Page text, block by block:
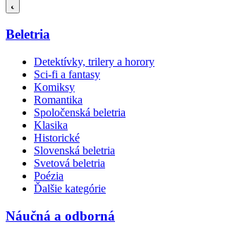
Beletria
Detektívky, trilery a horory
Sci-fi a fantasy
Komiksy
Romantika
Spoločenská beletria
Klasika
Historické
Slovenská beletria
Svetová beletria
Poézia
Ďalšie kategórie
Náučná a odborná